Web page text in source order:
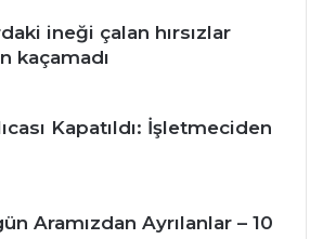
ineği çalan hırsızlar
kaçamadı
Kapatıldı: İşletmeciden
Aramızdan Ayrılanlar – 10